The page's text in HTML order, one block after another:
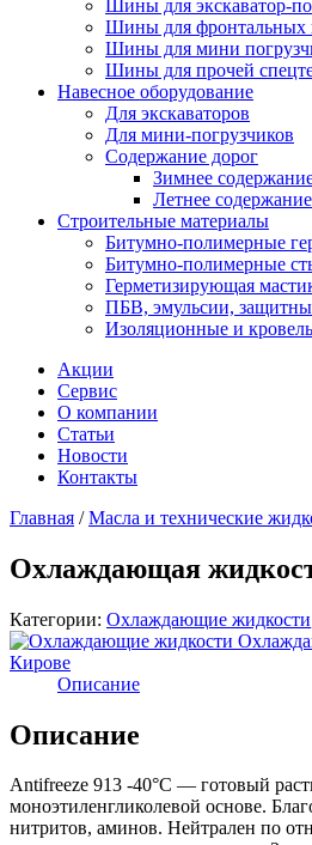
Шины для экскаватор-
Шины для фронтальных
Шины для мини
Шины для прочей
Навесное оборудование
Для экскаваторов
Для мини-погрузчиков
Содержание дорог
Зимнее
Летнее
Строительные материалы
Битумно-полимерные
Битумно-полимерные
Герметизирующая
ПБВ, эмульсии,
Изоляционные и
Акции
Сервис
О компании
Статьи
Новости
Контакты
Главная /Масла и технические
Охлаждающая
Категории: Охлаждающие жидкости
Описание
Описание
Antifreeze 913 -40°C — готовый
моноэтиленгликолевой основе.
нитритов, аминов. Нейтрален по